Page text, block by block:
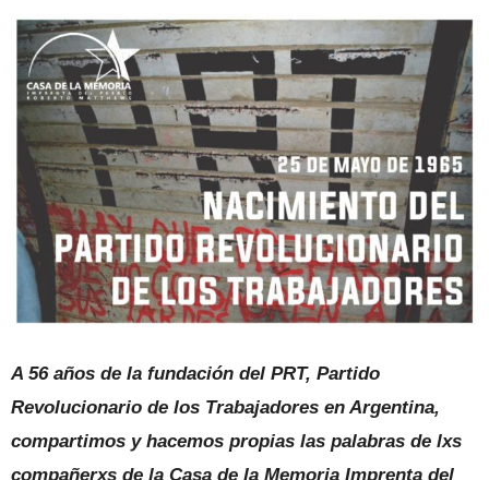
A 56 años de la fundación del PRT, Partido
Revolucionario de los Trabajadores en Argentina,
compartimos y hacemos propias las palabras de lxs
compañerxs de la Casa de la Memoria Imprenta del